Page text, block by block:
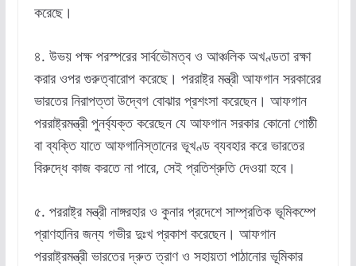
করেছে।
৪. উভয় পক্ষ পরস্পরের সার্বভৌমত্ব ও আঞ্চলিক অখণ্ডতা রক্ষা
করার ওপর গুরুত্বারোপ করেছে। পররাষ্ট্র মন্ত্রী আফগান সরকারের
ভারতের নিরাপত্তা উদ্বেগ বোঝার প্রশংসা করেছেন। আফগান
পররাষ্ট্রমন্ত্রী পুনর্ব্যক্ত করেছেন যে আফগান সরকার কোনো গোষ্ঠী
বা ব্যক্তি যাতে আফগানিস্তানের ভূখণ্ড ব্যবহার করে ভারতের
বিরুদ্ধে কাজ করতে না পারে, সেই প্রতিশ্রুতি দেওয়া হবে।
৫. পররাষ্ট্র মন্ত্রী নাঙ্গরহার ও কুনার প্রদেশে সাম্প্রতিক ভূমিকম্পে
প্রাণহানির জন্য গভীর দুঃখ প্রকাশ করেছেন। আফগান
পররাষ্ট্রমন্ত্রী ভারতের দ্রুত ত্রাণ ও সহায়তা পাঠানোর ভূমিকার